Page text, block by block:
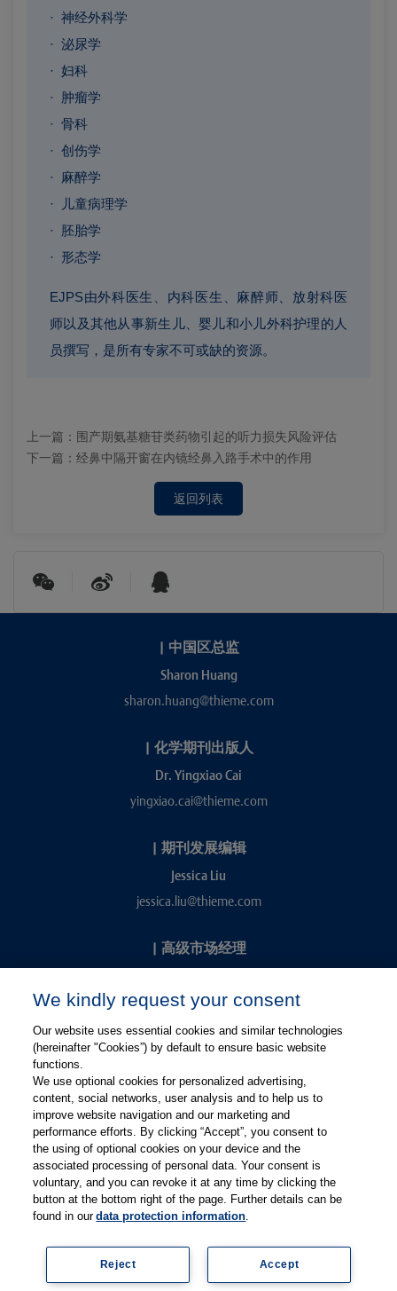
· 神经外科学
· 泌尿学
· 妇科
· 肿瘤学
· 骨科
· 创伤学
· 麻醉学
· 儿童病理学
· 胚胎学
· 形态学
EJPS由外科医生、内科医生、麻醉师、放射科医
师以及其他从事新生儿、婴儿和小儿外科护理的人
员撰写，是所有专家不可或缺的资源。
上一篇： 围产期氨基糖苷类药物引起的听力损失风险评估
下一篇： 经鼻中隔开窗在内镜经鼻入路手术中的作用
返回列表
| 中国区总监
Sharon Huang
sharon.huang@thieme.com
| 化学期刊出版人
Dr. Yingxiao Cai
yingxiao.cai@thieme.com
| 期刊发展编辑
Jessica Liu
jessica.liu@thieme.com
| 高级市场经理
kevin.chang@thieme.com
关注微博
关注微信
有关Thieme图书翻译及版权业务，请联系：rights@thieme.de
| Thieme-Connect |
We kindly request your consent
Our website uses essential cookies and similar technologies
(hereinafter "Cookies”) by default to ensure basic website
functions.
We use optional cookies for personalized advertising,
content, social networks, user analysis and to help us to
improve website navigation and our marketing and
performance efforts. By clicking “Accept”, you consent to
the using of optional cookies on your device and the
associated processing of personal data. Your consent is
voluntary, and you can revoke it at any time by clicking the
button at the bottom right of the page. Further details can be
found in ourdata protection information.
Accept
Reject